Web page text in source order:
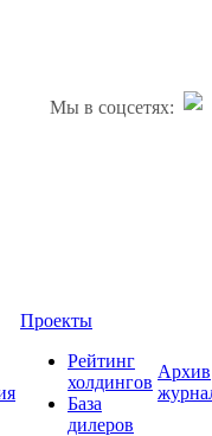
Мы в соцсетях:
Проекты
Рейтинг
холдингов
База
дилеров
Архив